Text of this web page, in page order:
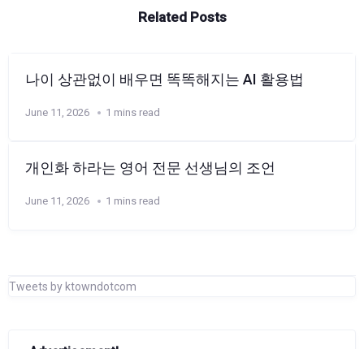
Related Posts
나이 상관없이 배우면 똑똑해지는 AI 활용법
June 11, 2026 1 mins read
개인화 하라는 영어 전문 선생님의 조언
June 11, 2026 1 mins read
Tweets by ktowndotcom